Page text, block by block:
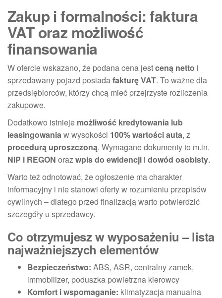
Zakup i formalności: faktura
VAT oraz możliwość
finansowania
W ofercie wskazano, że podana cena jestceną netto i
sprzedawany pojazd posiadafakturę VAT. To ważne dla
przedsiębiorców, którzy chcą mieć przejrzyste rozliczenia
zakupowe.
Dodatkowo istnieje możliwość kredytowania lub
leasingowaniaw wysokości 100% wartości auta, z
procedurą uproszczoną. Wymagane dokumenty to m.in.
NIP i REGON orazwpis do ewidencji i dowód osobisty.
Warto też odnotować, że ogłoszenie ma charakter
informacyjny i nie stanowi oferty w rozumieniu przepisów
cywilnych – dlatego przed finalizacją warto potwierdzić
szczegóły u sprzedawcy.
Co otrzymujesz w wyposażeniu – lista
najważniejszych elementów
Bezpieczeństwo: ABS, ASR, centralny zamek,
immobilizer, poduszka powietrzna kierowcy
Komfort i wspomaganie: klimatyzacja manualna